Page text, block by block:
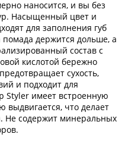
наносится, и вы без
Насыщенный цвет и
для заполнения губ
помада держится дольше, а
состав с
кислотой бережно
сухость,
и подходит для
Styler имеет встроенную
выдвигается, что делает
Не содержит минеральных